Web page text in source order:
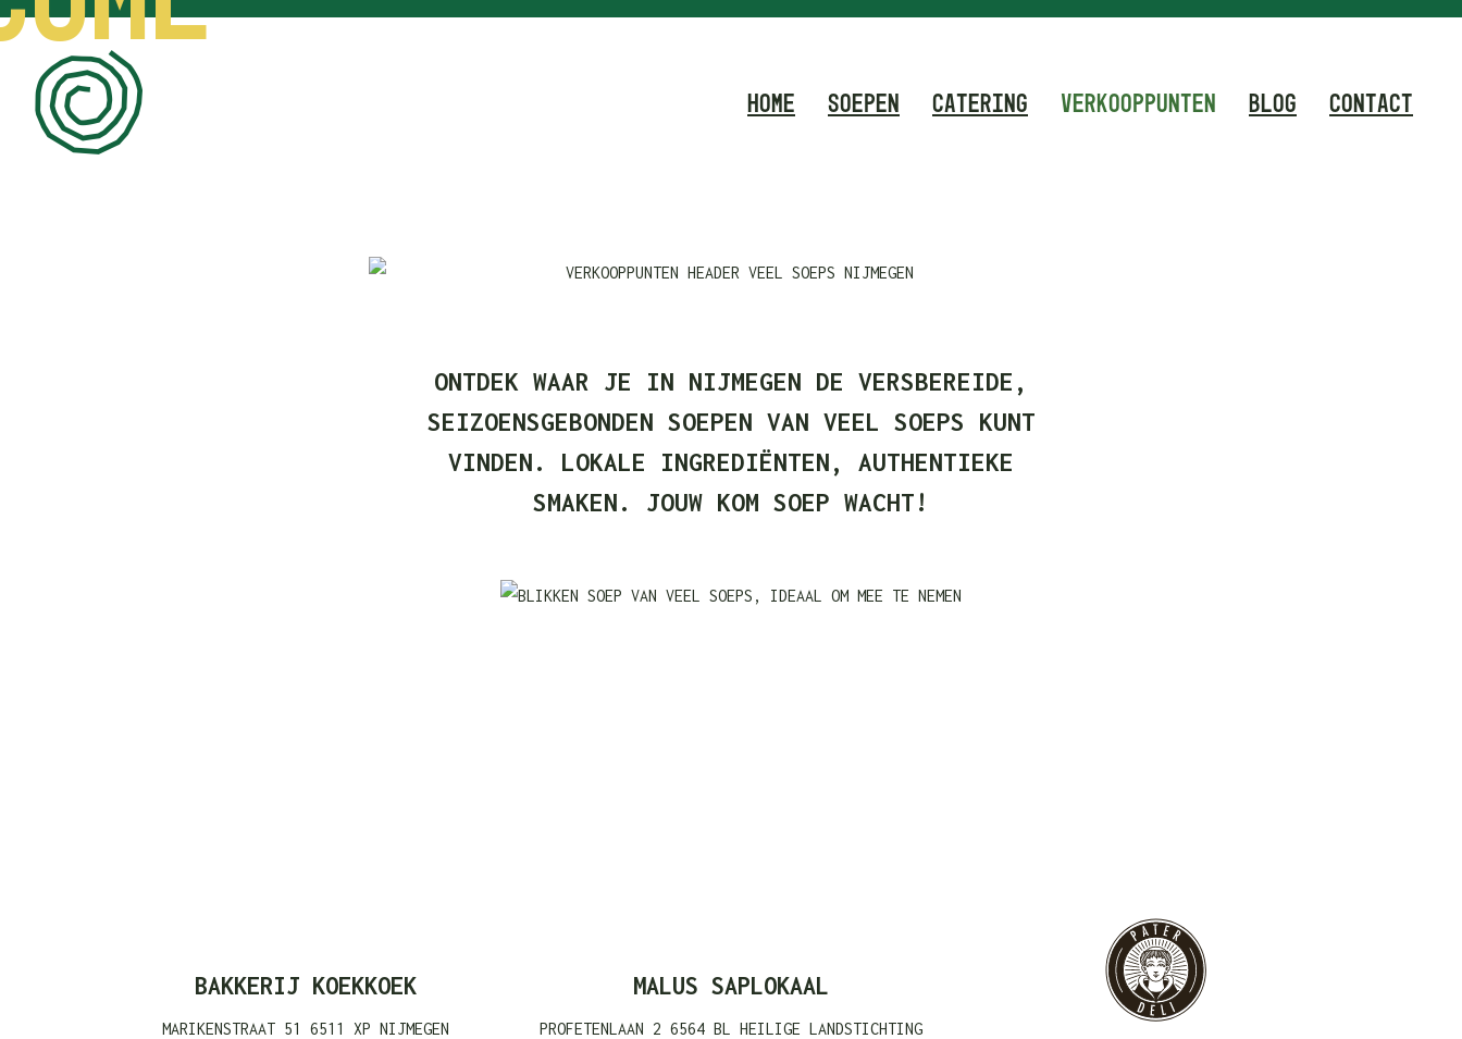
1 HOME SOEPEN CATERING VERKOOPPUNTEN BLOG CONTACT
ONTDEK WAAR JE IN NIJMEGEN DE VERSBEREIDE,
SEIZOENSGEBONDEN SOEPEN VAN VEEL SOEPS KUNT
VINDEN. LOKALE INGREDIËNTEN, AUTHENTIEKE
SMAKEN. JOUW KOM SOEP WACHT!
BAKKERIJ KOEKKOEK
MARIKENSTRAAT 51 6511 XP NIJMEGEN
MALUS SAPLOKAAL
PROFETENLAAN 2 6564 BL HEILIGE LANDSTICHTING